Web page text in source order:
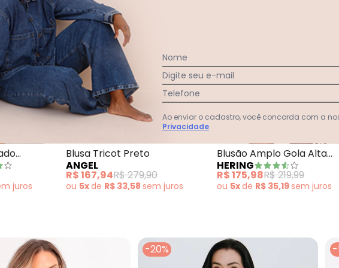
juros
Blusa Tricot Preto
ANGEL
R$ 167,94R$ 279,90
ou 5xde R$ 33,58 sem juros
Blusão Amplo Gola Alta
Tricot Preto
HERING
R$ 175,98R$ 219,99
ou 5xde R$ 35,19semjuros
-20% -
Nome
Digite seu e-mail
Telefone
Ao enviar o cadastro, você concorda com a
Privacidade